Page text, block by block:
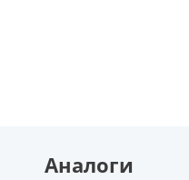
Аналоги